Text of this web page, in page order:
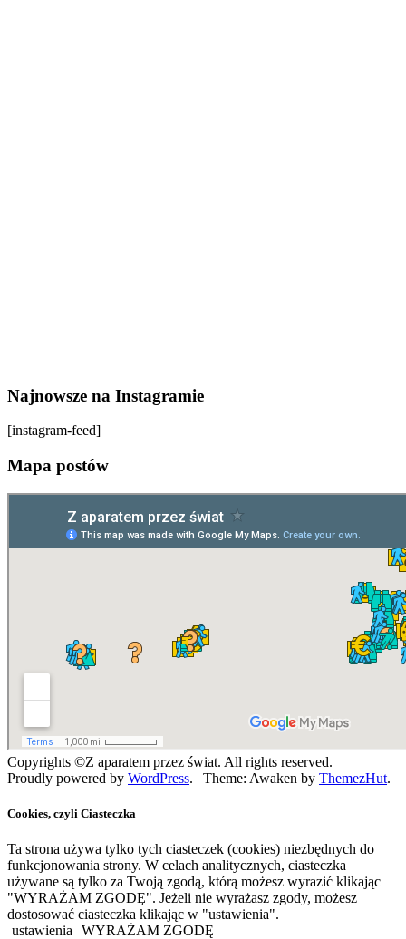
Najnowsze na Instagramie
[instagram-feed]
Mapa postów
Copyrights ©Z aparatem przez świat. All rights reserved.
Proudly powered by WordPress. | Theme: Awaken by ThemezHut.
Cookies, czyli Ciasteczka
Ta strona używa tylko tych ciasteczek (cookies) niezbędnych do
funkcjonowania strony. W celach analitycznych, ciasteczka
używane są tylko za Twoją zgodą, którą możesz wyrazić klikając
"WYRAŻAM ZGODĘ". Jeżeli nie wyrażasz zgody, możesz
dostosować ciasteczka klikając w "ustawienia".
ustawienia
WYRAŻAM ZGODĘ